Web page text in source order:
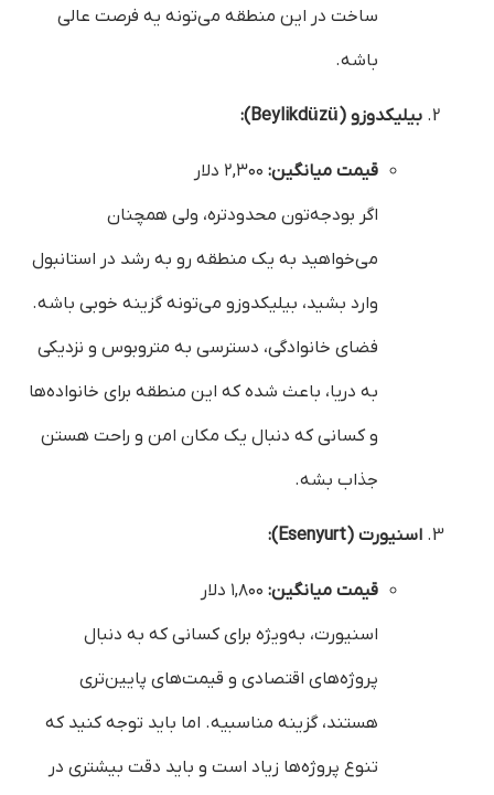
ساخت در این منطقه می‌تونه یه فرصت عالی
باشه.
بیلیکدوزو (Beylikdüzü):
قیمت میانگین:
اگر بودجه‌تون محدودتره، ولی همچنان
می‌خواهید به یک منطقه رو به رشد در استانبول
وارد بشید، بیلیکدوزو می‌تونه گزینه خوبی باشه.
فضای خانوادگی، دسترسی به متروبوس و نزدیکی
به دریا، باعث شده که این منطقه برای خانواده‌ها
و کسانی که دنبال یک مکان امن و راحت هستن
جذاب بشه.
اسنیورت (Esenyurt):
قیمت میانگین:
اسنیورت، به‌ویژه برای کسانی که به دنبال
پروژه‌های اقتصادی و قیمت‌های پایین‌تری
هستند، گزینه مناسبیه. اما باید توجه کنید که
تنوع پروژه‌ها زیاد است و باید دقت بیشتری در